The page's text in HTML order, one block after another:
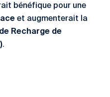
bénéfique pour une
et augmenterait la
Recharge de
.